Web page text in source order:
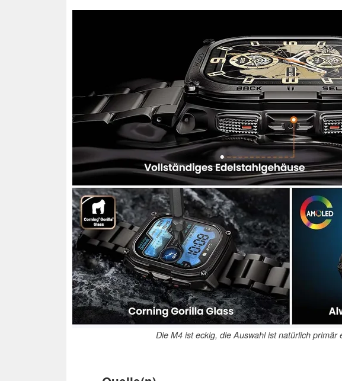
Die M4 ist eckig, die Auswahl ist natürlich primär